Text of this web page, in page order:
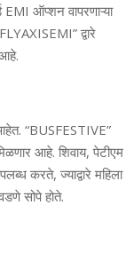
EMI ऑप्शन वापरणाऱ्या
द्वारे
“BUSFESTIVE”
आहे. शिवाय, पेटीएम
करते, ज्याद्वारे महिला
सोपे होते.